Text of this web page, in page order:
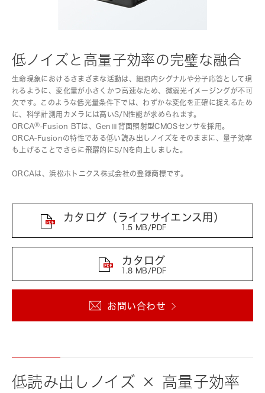
お問い合わせ
低ノイズと高量子効率の完璧な融合
生命現象におけるさまざまな活動は、細胞内シグナルや分子応答として現
れるように、変化量が小さくかつ高速なため、微弱光イメージングが不可
欠です。このような低光量条件下では、わずかな変化を正確に捉えるため
に、科学計測用カメラには高いS/N性能が求められます。
ORCAⓇ-Fusion BTは、GenⅢ背面照射型CMOSセンサを採用。
ORCA-Fusionの特性である低い読み出しノイズをそのままに、量子効率
も上げることでさらに飛躍的にS/Nを向上しました。
ORCAは、浜松ホトニクス株式会社の登録商標です。
カタログ（ライフサイエンス用）
1.5 MB/PDF
カタログ
1.8 MB/PDF
低読み出しノイズ × 高量子効率